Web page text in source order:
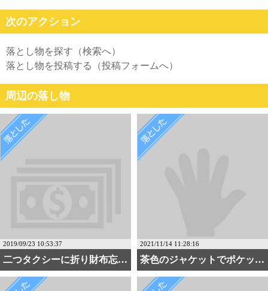
次のアクション
落とし物を探す（検索へ）
落とし物を投稿する（投稿フォームへ）
周辺の落し物
2019/09/23 10:53:37
二つタクシーに折り財布忘・・・
2021/11/14 11:28:16
茶色のジャケットでポケッ・・・